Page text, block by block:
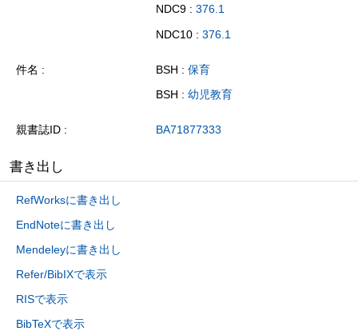
NDC9 : 376.1
NDC10 : 376.1
件名 BSH : 保育
BSH : 幼児教育
親書誌ID BA71877333
書き出し
RefWorksに書き出し
EndNoteに書き出し
Mendeleyに書き出し
Refer/BibIXで表示
RISで表示
BibTeXで表示